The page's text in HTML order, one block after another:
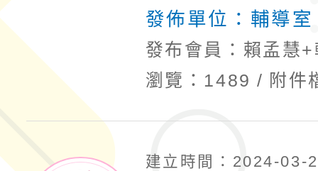
發佈單位： 輔導室
發布會員：賴孟慧
瀏覽：1489
附件
建立時間：2024-03-